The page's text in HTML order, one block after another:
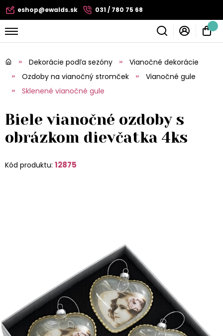
eshop@ewalds.sk 031 / 780 75 68
Dekorácie podľa sezóny
Vianočné dekorácie
Ozdoby na vianočný stromček
Vianočné gule
Sklenené vianočné gule
Biele vianočné ozdoby s
obrázkom dievčatka 4ks
Kód produktu: 12875